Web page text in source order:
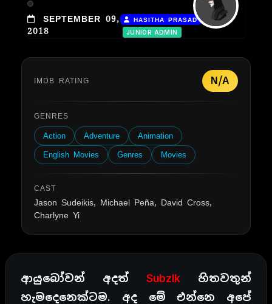
SEPTEMBER 09,
2018
HASITHA PRASAD |
JUNIOR ADMIN
IMDB RATING N/A
GENRES
Action Adventure
Animation
English Movies
Genres Movies
CAST
Jason Sudeikis, Michael Peña, David Cross,
Charlyne Yi
ආයුබෝවන් අදත් Subzlk හිතවතුන්
හැමදෙනෙක්ටම. අද මේ එන්නෙ අපේ